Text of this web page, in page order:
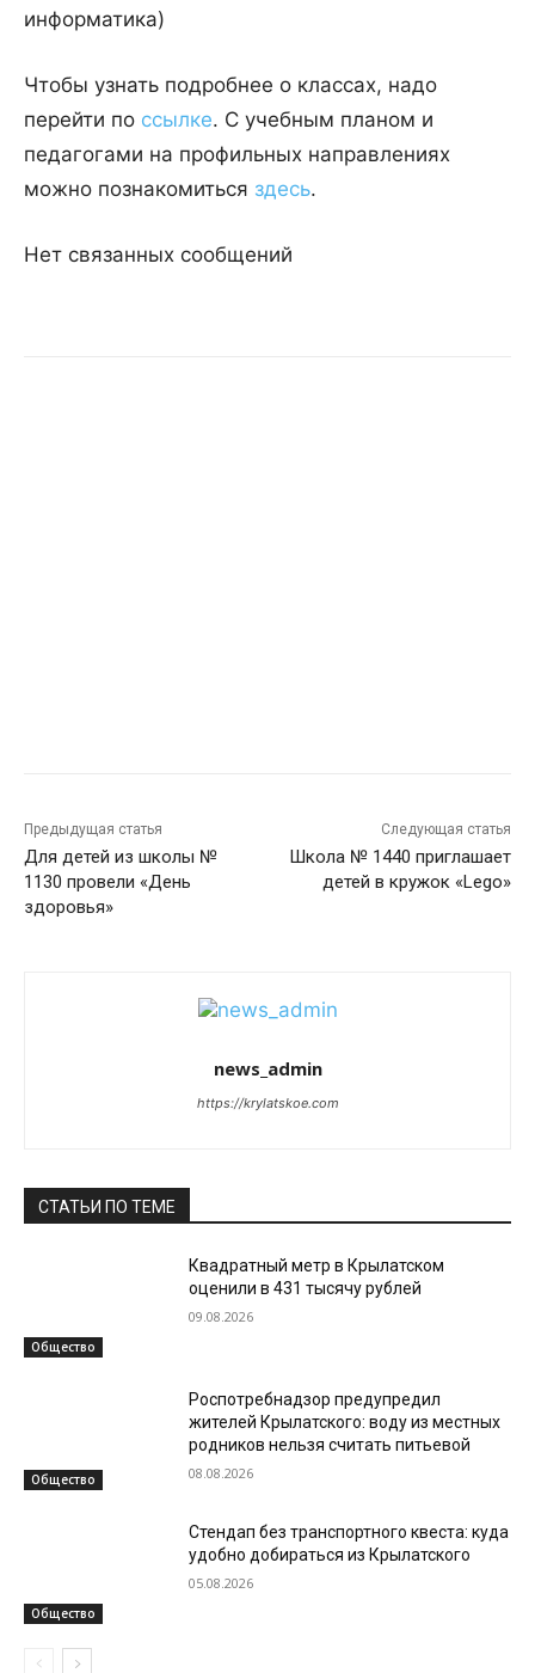
информатика)
Чтобы узнать подробнее о классах, надо
перейти по ссылке. С учебным планом и
педагогами на профильных направлениях
можно познакомиться здесь.
Нет связанных сообщений
Предыдущая статья
Для детей из школы №
1130 провели «День
здоровья»
Следующая статья
Школа № 1440 приглашает
детей в кружок «Lego»
news_admin
https://krylatskoe.com
СТАТЬИ ПО ТЕМЕ
Общество
Квадратный метр в Крылатском
оценили в 431 тысячу рублей
09.08.2026
Общество
Роспотребнадзор предупредил
жителей Крылатского: воду из местных
родников нельзя считать питьевой
08.08.2026
Общество
Стендап без транспортного квеста: куда
удобно добираться из Крылатского
05.08.2026